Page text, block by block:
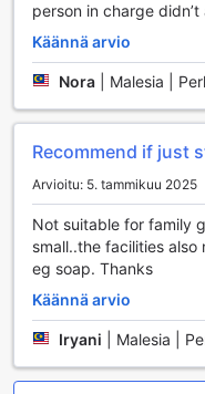
person in charge
Käännä arvio
Nora Malesia |
Recommend if just
Arvioitu: 5. tammikuu 2025
Not suitable for family
small..the facilities
eg soap. Thanks
Käännä arvio
Iryani Malesia |